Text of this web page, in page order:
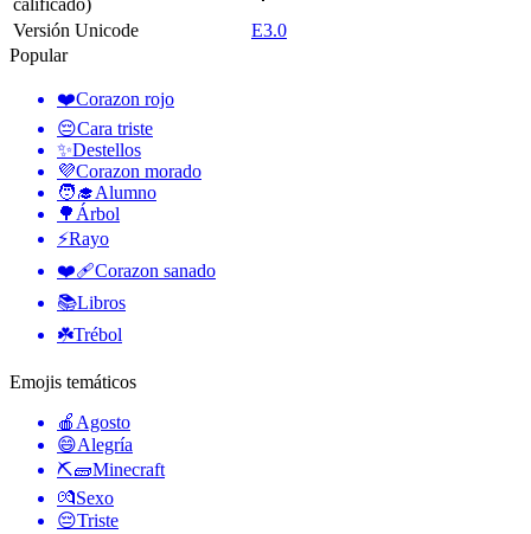
calificado)
Versión Unicode
E3.0
Popular
❤️Corazon rojo
😔Cara triste
✨Destellos
💜Corazon morado
🧑‍🎓Alumno
🌳 Árbol
⚡Rayo
❤️‍🩹Corazon sanado
📚Libros
☘️Trébol
Emojis temáticos
🍎 Agosto
😄Alegría
⛏🧱Minecraft
💏Sexo
😔Triste